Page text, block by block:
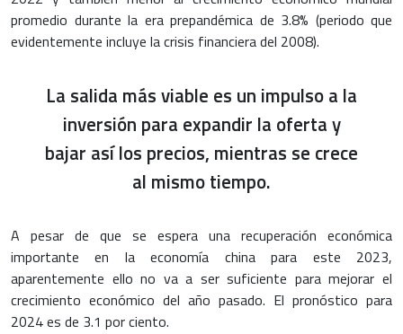
promedio durante la era prepandémica de 3.8% (periodo que
evidentemente incluye la crisis financiera del 2008).
La salida más viable es un impulso a la
inversión para expandir la oferta y
bajar así los precios, mientras se crece
al mismo tiempo.
A pesar de que se espera una recuperación económica
importante en la economía china para este 2023,
aparentemente ello no va a ser suficiente para mejorar el
crecimiento económico del año pasado. El pronóstico para
2024 es de 3.1 por ciento.